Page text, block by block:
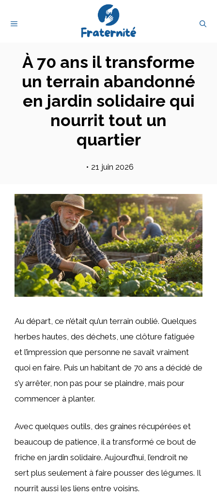
MENU
À 70 ans il transforme
un terrain abandonné
en jardin solidaire qui
nourrit tout un
quartier
• 21 juin 2026
Au départ, ce n’était qu’un terrain oublié. Quelques
herbes hautes, des déchets, une clôture fatiguée
et l’impression que personne ne savait vraiment
quoi en faire. Puis un habitant de 70 ans a décidé de
s’y arrêter, non pas pour se plaindre, mais pour
commencer à planter.
Avec quelques outils, des graines récupérées et
beaucoup de patience, il a transformé ce bout de
friche en jardin solidaire. Aujourd’hui, l’endroit ne
sert plus seulement à faire pousser des légumes. Il
nourrit aussi les liens entre voisins.